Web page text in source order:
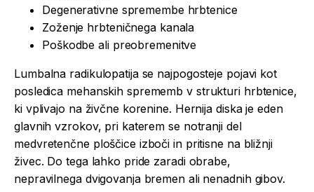
Degenerativne spremembe hrbtenice
Zoženje hrbteničnega kanala
Poškodbe ali preobremenitve
Lumbalna radikulopatija se najpogosteje pojavi kot
posledica mehanskih sprememb v strukturi hrbtenice,
ki vplivajo na živčne korenine. Hernija diska je eden
glavnih vzrokov, pri katerem se notranji del
medvretenčne ploščice izboči in pritisne na bližnji
živec. Do tega lahko pride zaradi obrabe,
nepravilnega dvigovanja bremen ali nenadnih gibov.